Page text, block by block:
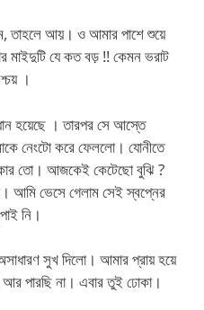
তাহলে আয়। ও আমার পাশে শুয়ে
মাইদুটি যে কত বড় !! কেমন ভরাট
।
হয়েছে । তারপর সে আস্তে
নেংটো করে ফেললো। যোনীতে
তো। আজকেই কেটেছো বুঝি ?
আমি ভেসে গেলাম সেই স্বপ্নের
নি।
সুখ দিলো। আমার প্রায় হয়ে
পারছি না। এবার তুই ঢোকা।